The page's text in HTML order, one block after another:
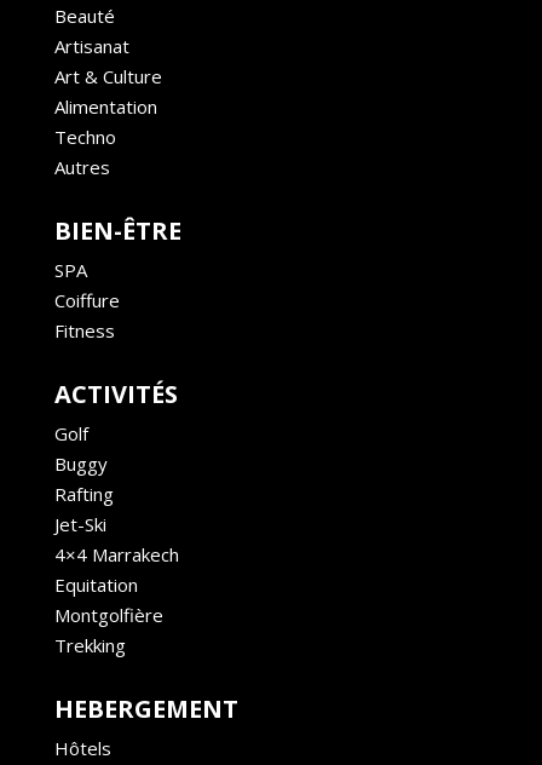
Beauté
Artisanat
Art & Culture
Alimentation
Techno
Autres
BIEN-ÊTRE
SPA
Coiffure
Fitness
ACTIVITÉS
Golf
Buggy
Rafting
Jet-Ski
4×4 Marrakech
Equitation
Montgolfière
Trekking
HEBERGEMENT
Hôtels